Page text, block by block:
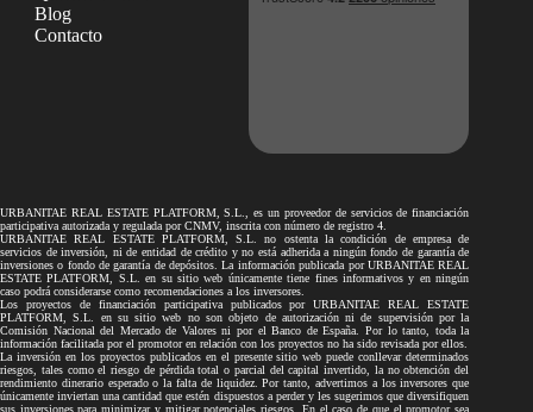
Blog
Contacto
URBANITAE REAL ESTATE PLATFORM, S.L., es un proveedor de servicios de financiación
participativa autorizada y regulada por CNMV, inscrita con número de registro 4.
URBANITAE REAL ESTATE PLATFORM, S.L. no ostenta la condición de empresa de
servicios de inversión, ni de entidad de crédito y no está adherida a ningún fondo de garantía de
inversiones o fondo de garantía de depósitos. La información publicada por URBANITAE REAL
ESTATE PLATFORM, S.L. en su sitio web únicamente tiene fines informativos y en ningún
caso podrá considerarse como recomendaciones a los inversores.
Los proyectos de financiación participativa publicados por URBANITAE REAL ESTATE
PLATFORM, S.L. en su sitio web no son objeto de autorización ni de supervisión por la
Comisión Nacional del Mercado de Valores ni por el Banco de España. Por lo tanto, toda la
información facilitada por el promotor en relación con los proyectos no ha sido revisada por ellos.
La inversión en los proyectos publicados en el presente sitio web puede conllevar determinados
riesgos, tales como el riesgo de pérdida total o parcial del capital invertido, la no obtención del
rendimiento dinerario esperado o la falta de liquidez. Por tanto, advertimos a los inversores que
únicamente inviertan una cantidad que estén dispuestos a perder y les sugerimos que diversifiquen